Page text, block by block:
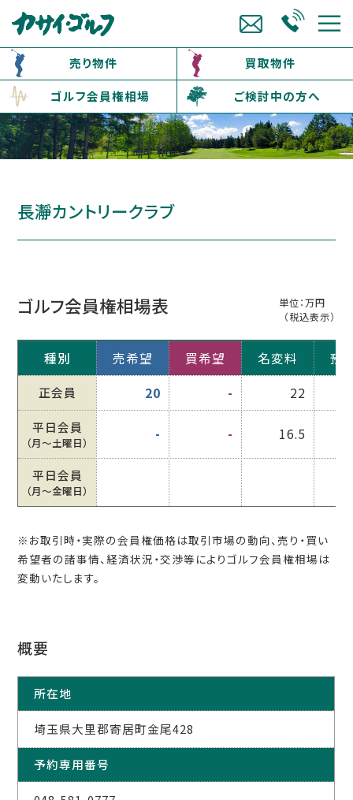
売り物件
買取物件
ゴルフ会員権相場
ご検討中の方へ
長瀞カントリークラブ
ゴルフ会員権相場表
単位：万円
（税込表示）
種別 売希望 買希望 名変料 預
正会員 20 - 22
平日会員
（月〜土曜日） - - 16.5
平日会員
（月〜金曜日）
※お取引時・実際の会員権価格は取引市場の動向、売り・買い
希望者の諸事情、経済状況・交渉等によりゴルフ会員権相場は
変動いたします。
概要
所在地
埼玉県大里郡寄居町金尾428
予約専用番号